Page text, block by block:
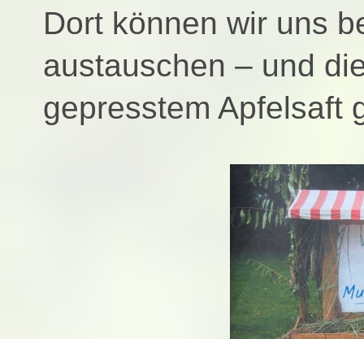
Dort können wir uns
austauschen – und
gepresstem Apfelsaft